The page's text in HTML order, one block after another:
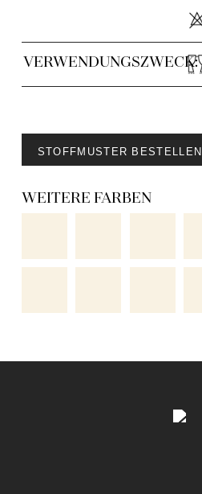
VERWENDUNGSZWECK:
STOFFMUSTER BESTELLEN
WEITERE FARBEN